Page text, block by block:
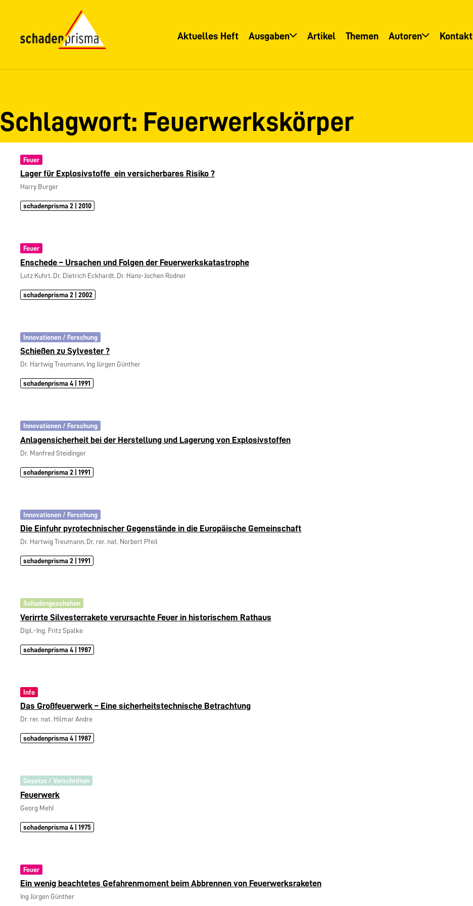
Aktuelles Heft Ausgaben Artikel Themen Autoren Kontakt
Schlagwort: Feuerwerkskörper
Feuer
Lager für Explosivstoffe  ein versicherbares Risiko ?
Harry Burger
schadenprisma 2 | 2010
Feuer
Enschede – Ursachen und Folgen der Feuerwerkskatastrophe
Lutz Kuhrt, Dr. Dietrich Eckhardt, Dr. Hans-Jochen Rodner
schadenprisma 2 | 2002
Innovationen / Forschung
Schießen zu Sylvester ?
Dr. Hartwig Treumann, Ing Jürgen Günther
schadenprisma 4 | 1991
Innovationen / Forschung
Anlagensicherheit bei der Herstellung und Lagerung von Explosivstoffen
Dr. Manfred Steidinger
schadenprisma 2 | 1991
Innovationen / Forschung
Die Einfuhr pyrotechnischer Gegenstände in die Europäische Gemeinschaft
Dr. Hartwig Treumann, Dr. rer. nat. Norbert Pfeil
schadenprisma 2 | 1991
Schadengeschehen
Verirrte Silvesterrakete verursachte Feuer in historischem Rathaus
Dipl.-Ing. Fritz Spalke
schadenprisma 4 | 1987
Info
Das Großfeuerwerk – Eine sicherheitstechnische Betrachtung
Dr. rer. nat. Hilmar Andre
schadenprisma 4 | 1987
Gesetze / Vorschriften
Feuerwerk
Georg MehI
schadenprisma 4 | 1975
Feuer
Ein wenig beachtetes Gefahrenmoment beim Abbrennen von Feuerwerksraketen
Ing Jürgen Günther